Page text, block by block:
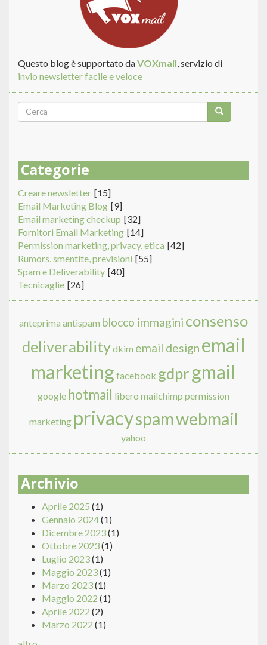
Questo blog è supportato daVOXmail, servizio di
invio newsletter facile e veloce
Form
di
ricerca
Categorie
Creare newsletter [15]
Email Marketing Blog [9]
Email marketing checkup [32]
Fornitori Email Marketing [14]
Permission marketing, privacy, etica [42]
Rumors, smentite, previsioni [55]
Spam e Deliverability [40]
Tecnicaglie [26]
anteprima antispam blocco immagini consenso
deliverabilitydkim email design email
marketing facebook gdpr gmail
google hotmail libero mailchimp permission
marketing privacyspamwebmail
yahoo
Archivio
Aprile 2025 (1)
Gennaio 2024(1)
Dicembre 2023(1)
Ottobre 2023(1)
Luglio 2023(1)
Maggio 2023(1)
Marzo 2023(1)
Maggio 2022 (1)
Aprile 2022 (2)
Marzo 2022 (1)